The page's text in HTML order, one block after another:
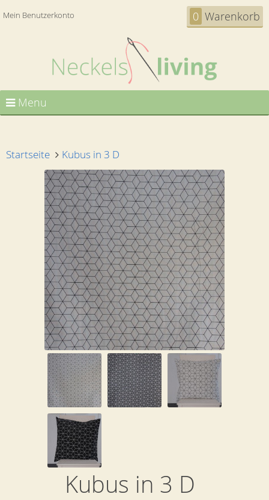
Mein Benutzerkonto 0 Warenkorb
Menu
Startseite Kubus in 3 D
Kubus in 3 D